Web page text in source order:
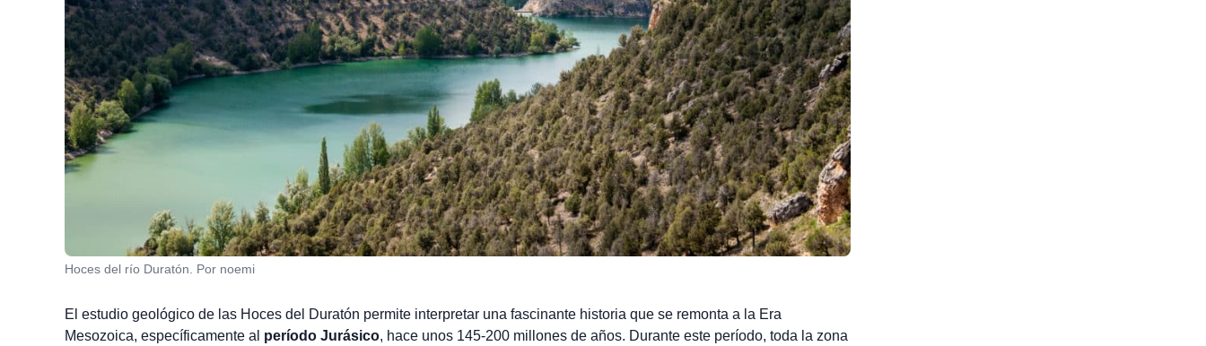
Hoces del río Duratón. Por noemi
El estudio geológico de las Hoces del Duratón permite interpretar una fascinante historia que se remonta a la Era
Mesozoica, específicamente al período Jurásico, hace unos 145-200 millones de años. Durante este período, toda la zona